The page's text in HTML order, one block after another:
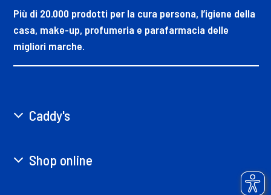
Più di 20.000 prodotti per la cura persona, l’igiene della
casa, make-up, profumeria e parafarmacia delle
migliori marche.
Caddy's
Shop online